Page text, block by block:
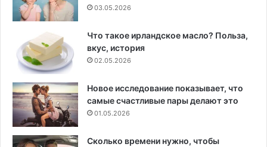
03.05.2026
Что такое ирландское масло? Польза,
вкус, история
02.05.2026
Новое исследование показывает, что
самые счастливые пары делают это
01.05.2026
Сколько времени нужно, чтобы